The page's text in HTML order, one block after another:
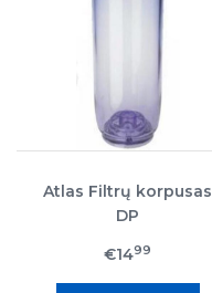
Atlas Filtrų korpusas
DP
€1499